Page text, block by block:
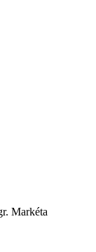
Markéta